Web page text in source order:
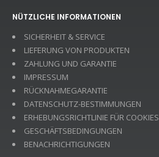
NÜTZLICHE INFORMATIONEN
SICHERHEIT & SERVICE
LIEFERUNG VON PRODUKTEN
ZAHLUNG UND GARANTIE
IMPRESSUM
RÜCKNAHMEGARANTIE
DATENSCHUTZ-BESTIMMUNGEN
ERHEBUNGSRICHTLINIE FÜR COOKIES
GESCHÄFTSBEDINGUNGEN
BENACHRICHTIGUNGEN